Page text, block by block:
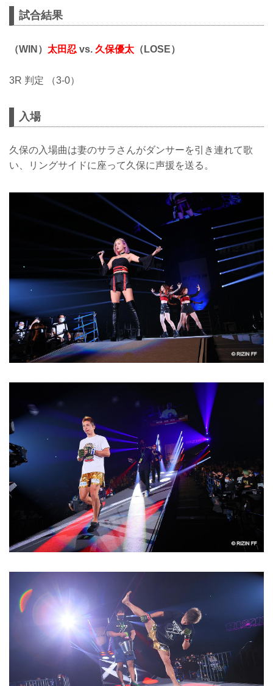
試合結果
（WIN） 太田忍 vs. 久保優太 （LOSE）
3R 判定 （3-0）
入場
久保の入場曲は妻のサラさんがダンサーを引き連れて歌
い、リングサイドに座って久保に声援を送る。